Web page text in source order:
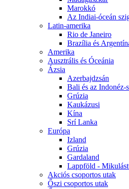
Marokkó
Az Indiai-óceán
Latin-amerika
Rio de Janeiro
Brazília és
Amerika
Ausztrális és Óceánia
Ázsia
Azerbajdzsán
Bali és az Indonéz-
Grúzia
Kaukázusi
Kína
Srí Lanka
Európa
Izland
Grúzia
Gardaland
Lappföld -
Akciós csoportos utak
Őszi csoportos utak